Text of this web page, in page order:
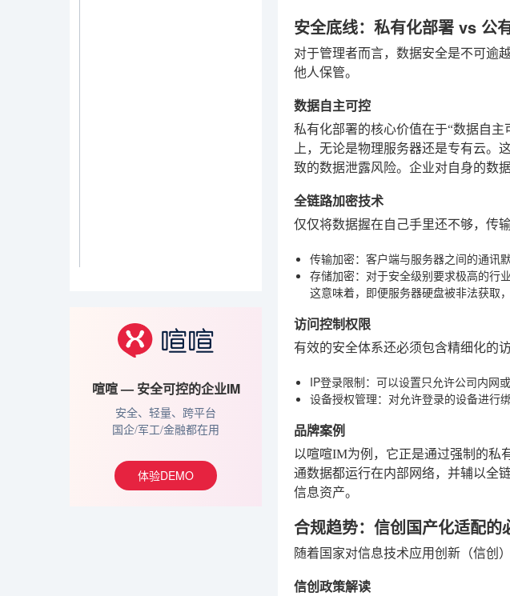
喧喧 — 安全可控的企业IM
安全、轻量、跨平台
国企/军工/金融都在用
体验DEMO
安全底线：私有化部署 vs 公
对于管理者而言，数据安全是不可逾
他人保管。
数据自主可控
私有化部署的核心价值在于“数据自
上，无论是物理服务器还是专有云
致的数据泄露风险。企业对自身的数
全链路加密技术
仅仅将数据握在自己手里还不够，传
传输加密：客户端与服务器之间的通讯
存储加密：对于安全级别要求极高的行
这意味着，即便服务器硬盘被非法获取
访问控制权限
有效的安全体系还必须包含精细化的
IP登录限制：可以设置只允许公司内网
设备授权管理：对允许登录的设备进行
品牌案例
以喧喧IM为例，它正是通过强制的私
通数据都运行在内部网络，并辅以全
信息资产。
合规趋势：信创国产化适配的
随着国家对信息技术应用创新（信创
信创政策解读